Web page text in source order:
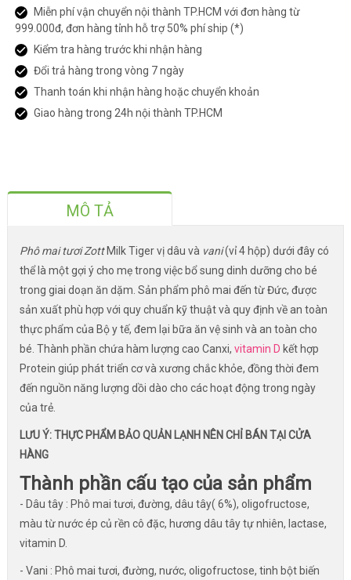
Miễn phí vận chuyển nội thành TP.HCM với đơn hàng từ
999.000đ, đơn hàng tỉnh hỗ trợ 50% phí ship (*)
Kiểm tra hàng trước khi nhận hàng
Đổi trả hàng trong vòng 7 ngày
Thanh toán khi nhận hàng hoặc chuyển khoản
Giao hàng trong 24h nội thành TP.HCM
MÔ TẢ
Phô mai tươi ZottMilk Tiger vị dâu và vani(vỉ 4 hộp) dưới đây có
thể là một gợi ý cho mẹ trong việc bổ sung dinh dưỡng cho bé
trong giai doạn ăn dặm. Sản phẩm phô mai đến từ Đức, được
sản xuất phù hợp với quy chuẩn kỹ thuật và quy định về an toàn
thực phẩm của Bộ y tế, đem lại bữa ăn vệ sinh và an toàn cho
bé. Thành phần chứa hàm lượng cao Canxi, vitamin D kết hợp
Protein giúp phát triển cơ và xương chắc khỏe, đồng thời đem
đến nguồn năng lượng dồi dào cho các hoạt động trong ngày
của trẻ.
LƯU Ý: THỰC PHẨM BẢO QUẢN LẠNH NÊN CHỈ BÁN TẠI CỬA
HÀNG
Thành phần cấu tạo của sản phẩm
- Dâu tây : Phô mai tươi, đường, dâu tây( 6%), oligofructose,
màu từ nước ép củ rền cô đặc, hương dâu tây tự nhiên, lactase,
vitamin D.
- Vani : Phô mai tươi, đường, nước, oligofructose, tinh bột biến